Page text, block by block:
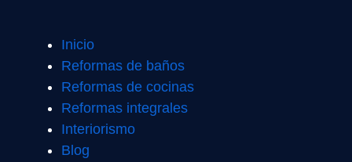
Inicio
Reformas de baños
Reformas de cocinas
Reformas integrales
Interiorismo
Blog